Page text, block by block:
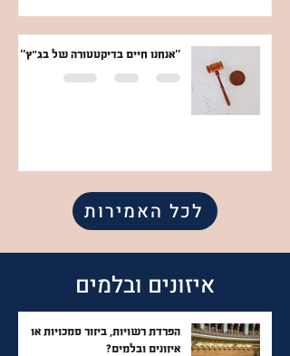
''אנחנו חיים בדיקטטורה של בג״ץ''
לכל האמירות
איזונים ובלמים
הפרדת רשויות, ביזור סמכויות או
איזונים ובלמים?